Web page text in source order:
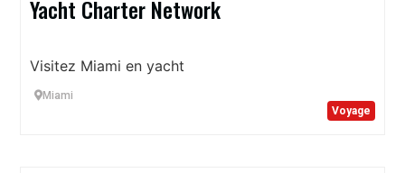
Yacht Charter Network
Visitez Miami en yacht
Miami
Voyage